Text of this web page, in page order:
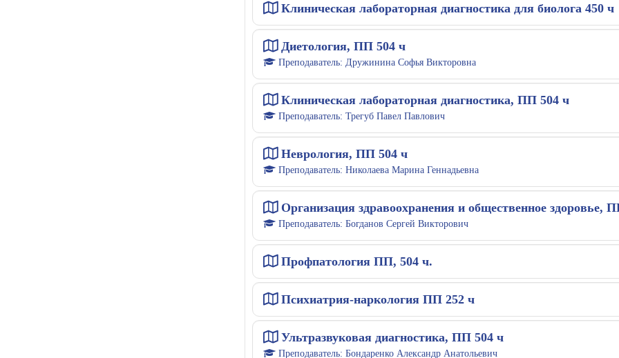
Клиническая лабораторная диагностика для биолога 450 ч
Диетология, ПП 504 ч
Преподаватель: Дружинина Софья Викторовна
Клиническая лабораторная диагностика, ПП 504 ч
Преподаватель:Трегуб Павел Павлович
Неврология, ПП 504 ч
Преподаватель:Николаева Марина Геннадьевна
Организация здравоохранения и общественное здоровье,
Преподаватель:Богданов Сергей Викторович
Профпатология ПП, 504 ч.
Психиатрия-наркология ПП 252 ч
Ультразвуковая диагностика, ПП 504 ч
Преподаватель:Бондаренко Александр Анатольевич